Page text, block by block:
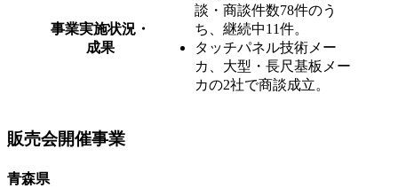
事業実施状況・
成果
談・商談件数78件のう
ち、継続中11件。
タッチパネル技術メー
カ、大型・長尺基板メー
カの2社で商談成立。
販売会開催事業
青森県